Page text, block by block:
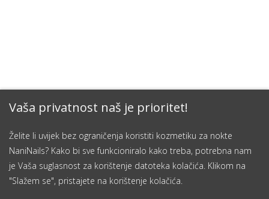
Vaša privatnost naš je prioritet!
Želite li uvijek bez ograničenja koristiti kozmetiku za nokte
NaniNails? Kako bi sve funkcioniralo kako treba, potrebna nam
je Vaša suglasnost za korištenje datoteka kolačića. Klikom na
"Slažem se", pristajete na korištenje kolačića.